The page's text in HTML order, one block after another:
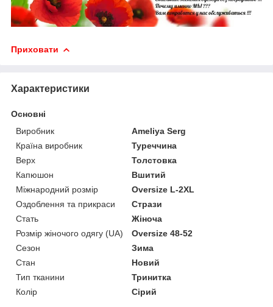
Приховати
Характеристики
Основні
Виробник
Ameliya Serg
Країна виробник
Туреччина
Верх
Толстовка
Капюшон
Вшитий
Міжнародний розмір
Oversize L-2XL
Оздоблення та прикраси
Стрази
Стать
Жіноча
Розмір жіночого одягу (UA)
Oversize 48-52
Сезон
Зима
Стан
Новий
Тип тканини
Тринитка
Колір
Сірий